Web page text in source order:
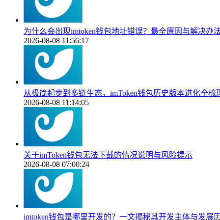
为什么会出现imtoken钱包地址错误？最全原因与解决办
2026-08-08 11:56:17
从极简起步到多链生态，imToken钱包历史版本进化全梳
2026-08-08 11:14:05
关于imToken钱包无法下载的情况说明与风险提示
2026-08-08 07:00:24
imtoken钱包是哪里开发的？一文揭秘其开发主体与发展